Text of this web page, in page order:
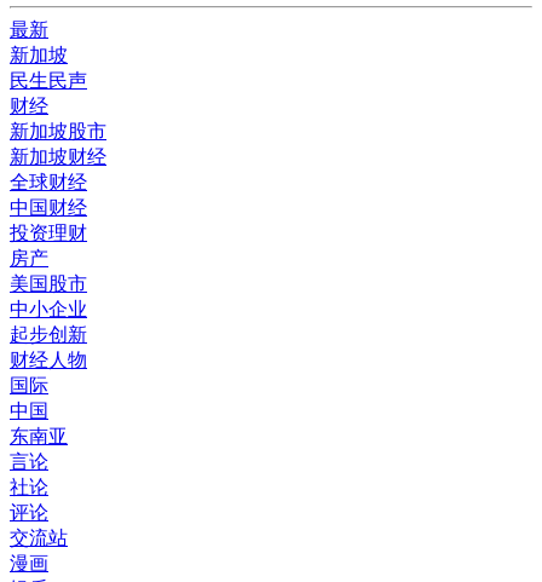
最新
新加坡
民生民声
财经
新加坡股市
新加坡财经
全球财经
中国财经
投资理财
房产
美国股市
中小企业
起步创新
财经人物
国际
中国
东南亚
言论
社论
评论
交流站
漫画